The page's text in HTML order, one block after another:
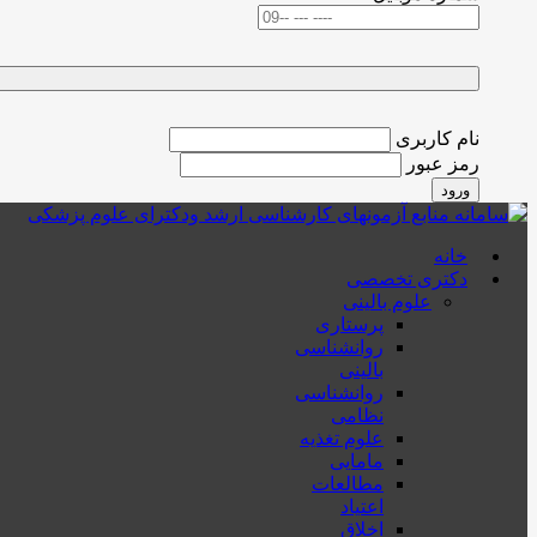
نام کاربری
رمز عبور
ورود
خانه
دکتری تخصصی
علوم بالینی
پرستاری
روانشناسی
بالینی
روانشناسی
نظامی
علوم تغذیه
مامایی
مطالعات
اعتیاد
اخلاق